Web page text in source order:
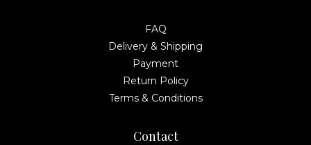
FAQ
Delivery & Shipping
Payment
Return Policy
Terms & Conditions
Contact